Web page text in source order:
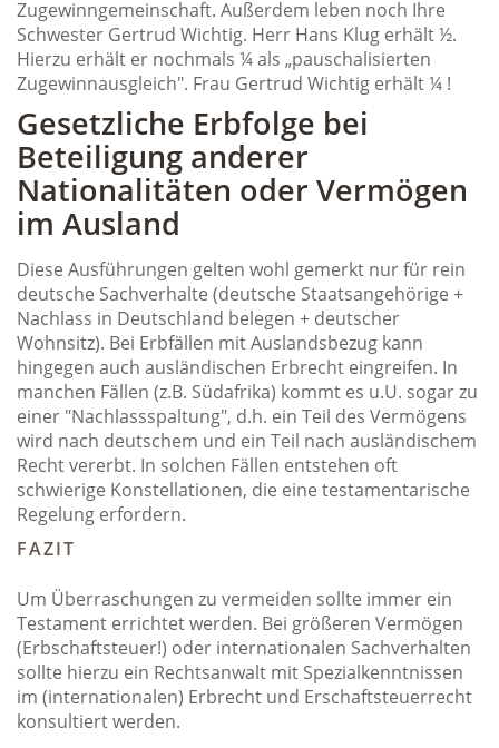
Zugewinngemeinschaft. Außerdem leben noch Ihre
Schwester Gertrud Wichtig. Herr Hans Klug erhält ½.
Hierzu erhält er nochmals ¼ als „pauschalisierten
Zugewinnausgleich". Frau Gertrud Wichtig erhält ¼ !
Gesetzliche Erbfolge bei
Beteiligung anderer
Nationalitäten oder Vermögen
im Ausland
Diese Ausführungen gelten wohl gemerkt nur für rein
deutsche Sachverhalte (deutsche Staatsangehörige +
Nachlass in Deutschland belegen + deutscher
Wohnsitz). Bei Erbfällen mit Auslandsbezug kann
hingegen auch ausländischen Erbrecht eingreifen. In
manchen Fällen (z.B. Südafrika) kommt es u.U. sogar zu
einer "Nachlassspaltung", d.h. ein Teil des Vermögens
wird nach deutschem und ein Teil nach ausländischem
Recht vererbt. In solchen Fällen entstehen oft
schwierige Konstellationen, die eine testamentarische
Regelung erfordern.
FAZIT
Um Überraschungen zu vermeiden sollte immer ein
Testament errichtet werden. Bei größeren Vermögen
(Erbschaftsteuer!) oder internationalen Sachverhalten
sollte hierzu ein Rechtsanwalt mit Spezialkenntnissen
im (internationalen) Erbrecht und Erschaftsteuerrecht
konsultiert werden.